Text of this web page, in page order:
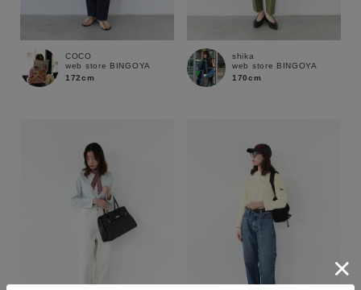
COCO
web store BINGOYA
172cm
shika
web store BINGOYA
170cm